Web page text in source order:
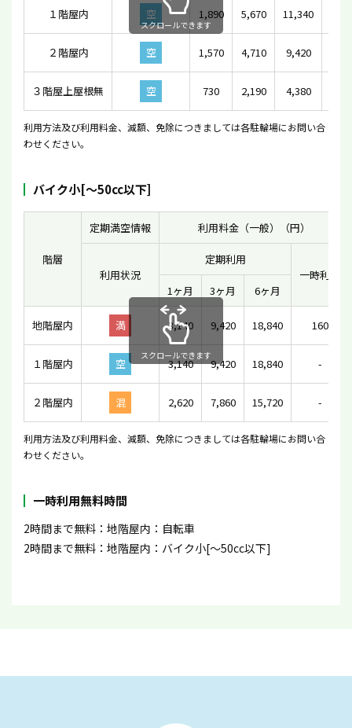
１階屋内 空 1,890 5,670 11,340
２階屋内 空 1,570 4,710 9,420
３階屋上屋根無 空 730 2,190 4,380
スクロールできます
利用方法及び利用料金、減額、免除につきましては各駐輪場にお問い合
わせください。
バイク小[〜50cc以下]
階層
定期満空情報 利用料金（一般）（円）
利用状況
定期利用
一時利用
1ヶ月
3ヶ月 6ヶ月
地階屋内 満 3,140 9,420 18,840 160
１階屋内 空 3,140 9,420 18,840 -
２階屋内 混 2,620 7,860 15,720 -
スクロールできます
利用方法及び利用料金、減額、免除につきましては各駐輪場にお問い合
わせください。
一時利用無料時間
2時間まで無料：地階屋内：自転車
2時間まで無料：地階屋内：バイク小[〜50cc以下]